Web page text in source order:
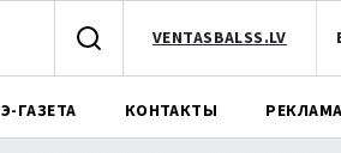
VENTASBALSS.LV
Э-ГАЗЕТА КОНТАКТЫ РЕКЛАМА